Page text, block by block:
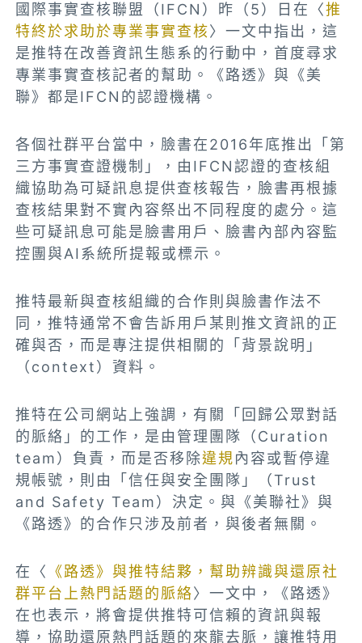
國際事實查核聯盟（IFCN）昨（5）日在〈推
特終於求助於專業事實查核〉一文中指出，這
是推特在改善資訊生態系的行動中，首度尋求
專業事實查核記者的幫助。《路透》與《美
聯》都是IFCN的認證機構。
各個社群平台當中，臉書在2016年底推出「第
三方事實查證機制」，由IFCN認證的查核組
織協助為可疑訊息提供查核報告，臉書再根據
查核結果對不實內容祭出不同程度的處分。這
些可疑訊息可能是臉書用戶、臉書內部內容監
控團與AI系統所提報或標示。
推特最新與查核組織的合作則與臉書作法不
同，推特通常不會告訴用戶某則推文資訊的正
確與否，而是專注提供相關的「背景說明」
（context）資料。
推特在公司網站上強調，有關「回歸公眾對話
的脈絡」的工作，是由管理團隊（Curation
team）負責，而是否移除違規內容或暫停違
規帳號，則由「信任與安全團隊」（Trust
and Safety Team）決定。與《美聯社》與
《路透》的合作只涉及前者，與後者無關。
在〈 《路透》與推特結夥，幫助辨識與還原社
群平台上熱門話題的脈絡〉一文中，《路透》
在也表示，將會提供推特可信賴的資訊與報
導，協助還原熱門話題的來龍去脈，讓推特用